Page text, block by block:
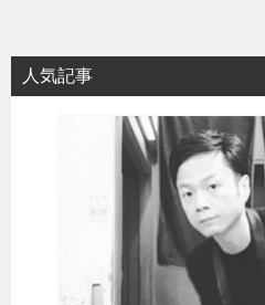
人気記事